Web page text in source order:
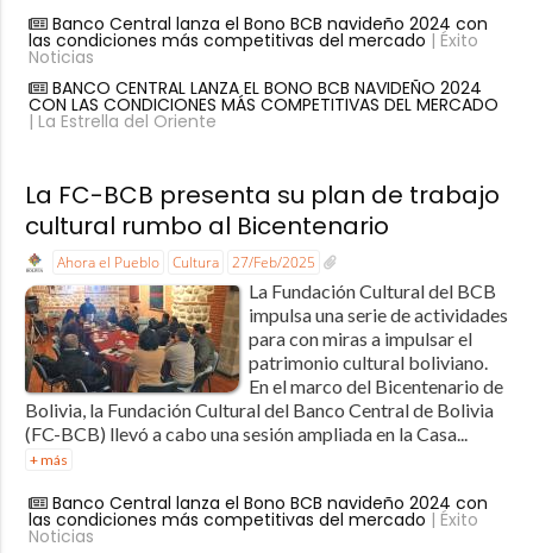
Banco Central lanza el Bono BCB navideño 2024 con
las condiciones más competitivas del mercado | Éxito
Noticias
BANCO CENTRAL LANZA EL BONO BCB NAVIDEÑO 2024
CON LAS CONDICIONES MÁS COMPETITIVAS DEL MERCADO
| La Estrella del Oriente
La FC-BCB presenta su plan de trabajo
cultural rumbo al Bicentenario
Ahora el Pueblo Cultura 27/Feb/2025
La Fundación Cultural del BCB
impulsa una serie de actividades
para con miras a impulsar el
patrimonio cultural boliviano.
En el marco del Bicentenario de
Bolivia, la Fundación Cultural del Banco Central de Bolivia
(FC-BCB) llevó a cabo una sesión ampliada en la Casa...
+ más
Banco Central lanza el Bono BCB navideño 2024 con
las condiciones más competitivas del mercado | Éxito
Noticias